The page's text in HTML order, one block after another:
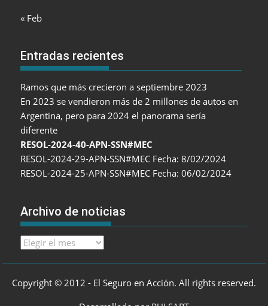
« Feb
Entradas recientes
Ramos que más crecieron a septiembre 2023
En 2023 se vendieron más de 2 millones de autos en
Argentina, pero para 2024 el panorama sería
diferente
RESOL-2024-40-APN-SSN#MEC
RESOL-2024-29-APN-SSN#MEC Fecha: 8/02/2024
RESOL-2024-25-APN-SSN#MEC Fecha: 06/02/2024
Archivo de noticias
Archivo
Copyright © 2012 - El Seguro en Acción. All rights reserved.